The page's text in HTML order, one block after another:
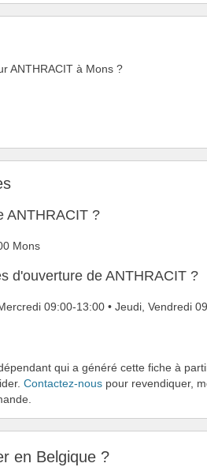
ANTHRACIT à Mons ?
ANTHRACIT ?
Mons
d'ouverture de ANTHRACIT ?
09:00-13:00 • Jeudi, Vendredi
qui a généré cette fiche à
Contactez-nous pour revendiquer,
en Belgique ?